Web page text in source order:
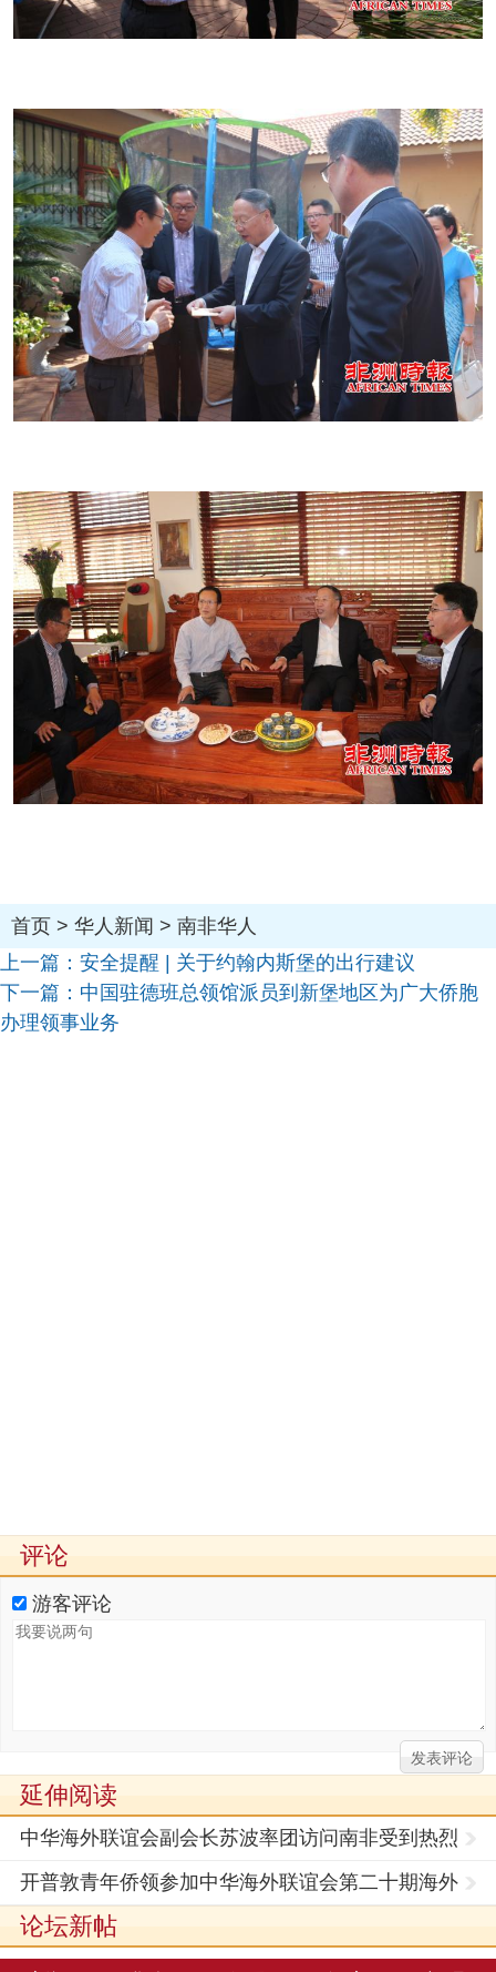
首页 > 华人新闻 > 南非华人
上一篇： 安全提醒 | 关于约翰内斯堡的出行建议
下一篇： 中国驻德班总领馆派员到新堡地区为广大侨胞
办理领事业务
评论
游客评论
延伸阅读
中华海外联谊会副会长苏波率团访问南非受到热烈
欢迎（图
开普敦青年侨领参加中华海外联谊会第二十期海外
青年侨
论坛新帖